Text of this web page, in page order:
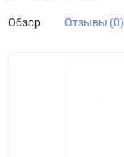
Обзор Отзывы (0)